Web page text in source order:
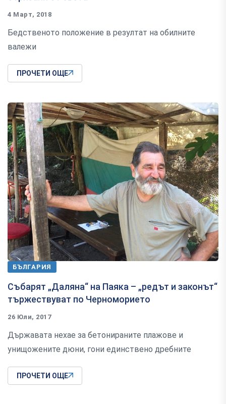
4 Март, 2018
Бедственото положение в резултат на обилните
валежи
ПРОЧЕТИ ОЩЕ
БЪЛГАРИЯ
Събарят „Даляна“ на Паяка – „редът и законът“
тържествуват по Черноморието
26 Юли, 2017
Държавата нехае за бетонираните плажове и
унищожените дюни, гони единствено дребните
ПРОЧЕТИ ОЩЕ